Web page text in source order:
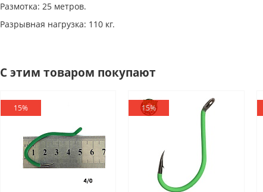
Размотка: 25 метров.
Разрывная нагрузка: 110 кг.
С этим товаром покупают
15% 15%